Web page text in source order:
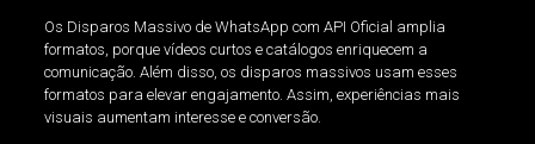
Os Disparos Massivo de WhatsApp com API Oficial amplia
formatos, porque vídeos curtos e catálogos enriquecem a
comunicação. Além disso, os disparos massivos usam esses
formatos para elevar engajamento. Assim, experiências mais
visuais aumentam interesse e conversão.